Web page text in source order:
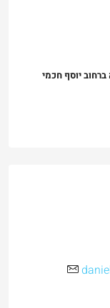
יוסף חכמי